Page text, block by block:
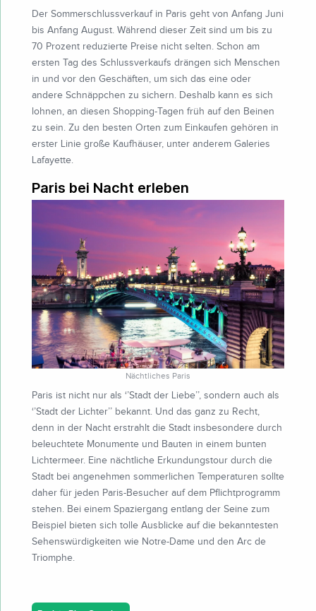
Der Sommerschlussverkauf in Paris geht von Anfang Juni
bis Anfang August. Während dieser Zeit sind um bis zu
70 Prozent reduzierte Preise nicht selten. Schon am
ersten Tag des Schlussverkaufs drängen sich Menschen
in und vor den Geschäften, um sich das eine oder
andere Schnäppchen zu sichern. Deshalb kann es sich
lohnen, an diesen Shopping-Tagen früh auf den Beinen
zu sein. Zu den besten Orten zum Einkaufen gehören in
erster Linie große Kaufhäuser, unter anderem Galeries
Lafayette.
Paris bei Nacht erleben
Nächtliches Paris
Paris ist nicht nur als ‘’Stadt der Liebe’’, sondern auch als
‘’Stadt der Lichter’’ bekannt. Und das ganz zu Recht,
denn in der Nacht erstrahlt die Stadt insbesondere durch
beleuchtete Monumente und Bauten in einem bunten
Lichtermeer. Eine nächtliche Erkundungstour durch die
Stadt bei angenehmen sommerlichen Temperaturen sollte
daher für jeden Paris-Besucher auf dem Pflichtprogramm
stehen. Bei einem Spaziergang entlang der Seine zum
Beispiel bieten sich tolle Ausblicke auf die bekanntesten
Sehenswürdigkeiten wie Notre-Dame und den Arc de
Triomphe.